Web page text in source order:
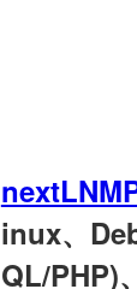
inux、
QL/PHP)